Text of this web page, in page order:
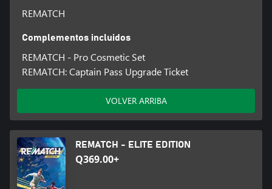
REMATCH
Complementos incluidos
REMATCH - Pro Cosmetic Set
REMATCH: Captain Pass Upgrade Ticket
VOLVER ARRIBA
REMATCH - ELITE EDITION
Q369.00+